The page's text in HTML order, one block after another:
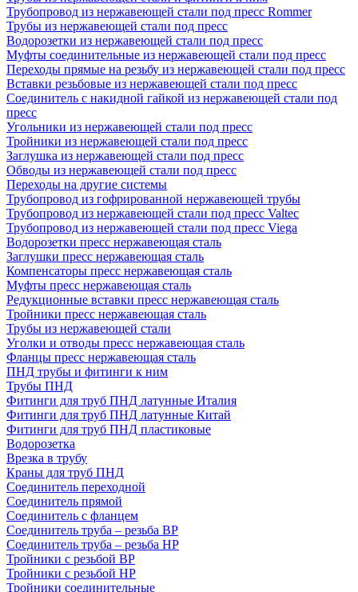
Трубопровод из нержавеющей стали под пресс Rommer
Трубы из нержавеющей стали под пресс
Водорозетки из нержавеющей стали под пресс
Муфты соединительные из нержавеющей стали под пресс
Переходы прямые на резьбу из нержавеющей стали под пресс
Вставки резьбовые из нержавеющей стали под пресс
Соединитель с накидной гайкой из нержавеющей стали под
пресс
Угольники из нержавеющей стали под пресс
Тройники из нержавеющей стали под пресс
Заглушка из нержавеющей стали под пресс
Обводы из нержавеющей стали под пресс
Переходы на другие системы
Трубопровод из гофрированной нержавеющей трубы
Трубопровод из нержавеющей стали под пресс Valtec
Трубопровод из нержавеющей стали под пресс Viega
Водорозетки пресс нержавеющая сталь
Заглушки пресс нержавеющая сталь
Компенсаторы пресс нержавеющая сталь
Муфты пресс нержавеющая сталь
Редукционные вставки пресс нержавеющая сталь
Тройники пресс нержавеющая сталь
Трубы из нержавеющей стали
Уголки и отводы пресс нержавеющая сталь
Фланцы пресс нержавеющая сталь
ПНД трубы и фитинги к ним
Трубы ПНД
Фитинги для труб ПНД латунные Италия
Фитинги для труб ПНД латунные Китай
Фитинги для труб ПНД пластиковые
Водорозетка
Врезка в трубу
Краны для труб ПНД
Соединитель переходной
Соединитель прямой
Соединитель с фланцем
Соединитель труба – резьба ВР
Соединитель труба – резьба НР
Тройники с резьбой ВР
Тройники с резьбой НР
Тройники соединительные